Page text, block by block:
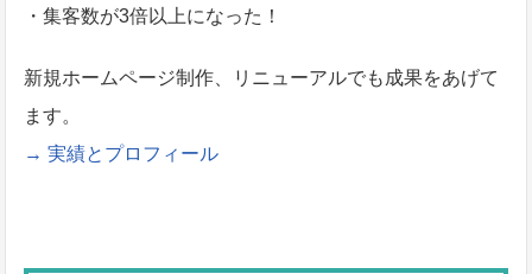
・集客数が3倍以上になった！
新規ホームページ制作、リニューアルでも成果をあげて
ます。
→ 実績とプロフィール